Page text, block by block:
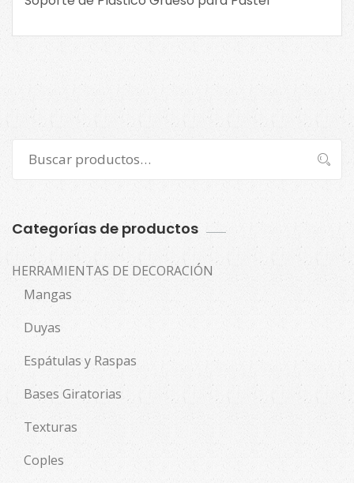
por:
Buscar
Categorías de productos
HERRAMIENTAS DE DECORACIÓN
Mangas
Duyas
Espátulas y Raspas
Bases Giratorias
Texturas
Coples